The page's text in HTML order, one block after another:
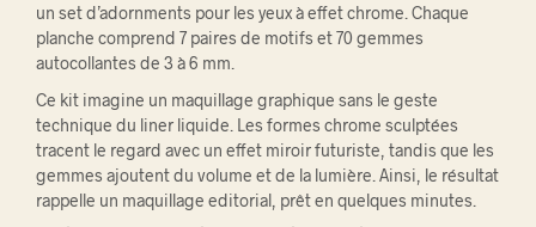
un set d’adornments pour les yeux à effet chrome. Chaque
planche comprend 7 paires de motifs et 70 gemmes
autocollantes de 3 à 6 mm.
Ce kit imagine un maquillage graphique sans le geste
technique du liner liquide. Les formes chrome sculptées
tracent le regard avec un effet miroir futuriste, tandis que les
gemmes ajoutent du volume et de la lumière. Ainsi, le résultat
rappelle un maquillage editorial, prêt en quelques minutes.